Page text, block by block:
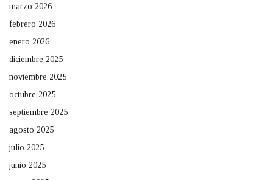
marzo 2026
febrero 2026
enero 2026
diciembre 2025
noviembre 2025
octubre 2025
septiembre 2025
agosto 2025
julio 2025
junio 2025